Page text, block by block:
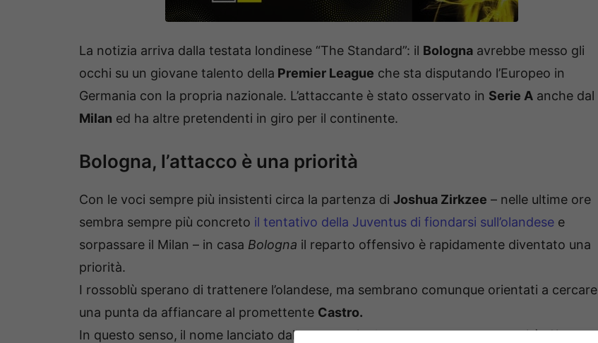
La notizia arriva dalla testata londinese “The Standard”: il Bologna avrebbe messo gli
occhi su un giovane talento della Premier League che sta disputando l’Europeo in
Germania con la propria nazionale. L’attaccante è stato osservato in Serie A anche dal
Milan ed ha altre pretendenti in giro per il continente.
Bologna, l’attacco è una priorità
Con le voci sempre più insistenti circa la partenza di Joshua Zirkzee – nelle ultime ore
sembra sempre più concreto il tentativo della Juventus di fiondarsi sull’olandese e
sorpassare il Milan – in casa Bologna il reparto offensivo è rapidamente diventato una
priorità.
I rossoblù sperano di trattenere l’olandese, ma sembrano comunque orientati a cercare
una punta da affiancare al promettente Castro.
In questo senso, il nome lanciato dalla stampa inglese rappresenta una novità. Si tratta